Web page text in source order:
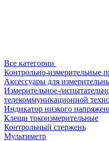
Все категории
Контрольно-измерительные
Аксессуары для
Измерительное-/
телекоммуникационной
Индикатор низкого
Клещи токоизмерительные
Контрольный стержень
Мультиметр